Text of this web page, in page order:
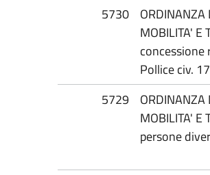
5730
MOBILITA'
concessione
Pollice civ.
5729
MOBILITA' E
persone